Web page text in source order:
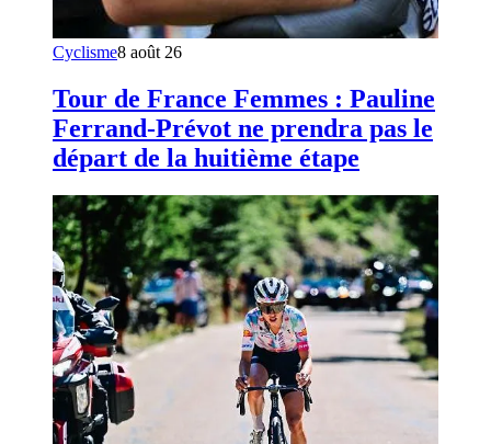
Cyclisme8 août 26
Tour de France Femmes : Pauline
Ferrand-Prévot ne prendra pas le
départ de la huitième étape